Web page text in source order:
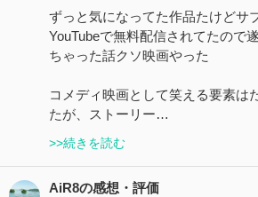
ずっと気になってた作品たけどサ
YouTubeで無料配信されてたので
ちゃった話クソ映画やった
コメディ映画として笑える要素は
たが、ストーリー…
>>続きを読む
AiR8の感想・評価